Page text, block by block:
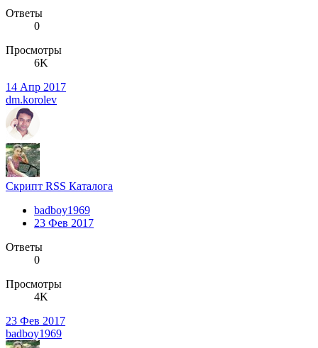
Ответы
0
Просмотры
6K
14 Апр 2017
dm.korolev
Скрипт RSS Каталога
badboy1969
23 Фев 2017
Ответы
0
Просмотры
4K
23 Фев 2017
badboy1969